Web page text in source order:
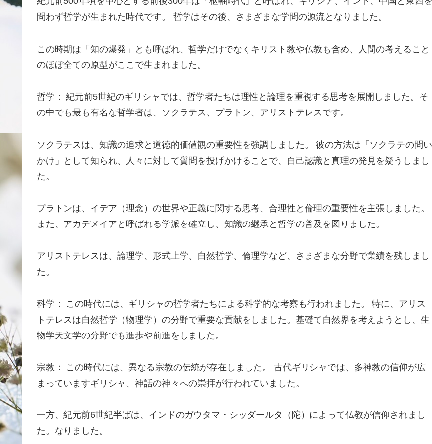
問わず哲学が生まれた時代です。 哲学はその後、さまざまな学問の源流となりました。
この時期は「知の爆発」とも呼ばれ、哲学だけでなくキリスト教や仏教も含め、人間の考えること
のほぼ全ての原型がここで生まれました。
哲学： 紀元前5世紀のギリシャでは、哲学者たちは理性と論理を重視する思考を展開しました。そ
の中でも最も有名な哲学者は、ソクラテス、プラトン、アリストテレスです。
ソクラテスは、知識の追求と道徳的価値観の重要性を強調しました。 彼の方法は「ソクラテの問い
かけ」として知られ、人々に対して質問を投げかけることで、自己認識と真理の発見を疑うしまし
た。
プラトンは、イデア（理念）の世界や正義に関する思考、合理性と倫理の重要性を主張しました。
また、アカデメイアと呼ばれる学派を確立し、知識の継承と哲学の普及を図りました。
アリストテレスは、論理学、形式上学、自然哲学、倫理学など、さまざまな分野で業績を残しまし
た。
科学： この時代には、ギリシャの哲学者たちによる科学的な考察も行われました。 特に、アリス
トテレスは自然哲学（物理学）の分野で重要な貢献をしました。基礎て自然界を考えようとし、生
物学天文学の分野でも進歩や前進をしました。
宗教： この時代には、異なる宗教の伝統が存在しました。 古代ギリシャでは、多神教の信仰が広
まっていますギリシャ、神話の神々への崇拝が行われていました。
一方、紀元前6世紀半ばは、インドのガウタマ・シッダールタ（陀）によって仏教が信仰されまし
た。なりました。